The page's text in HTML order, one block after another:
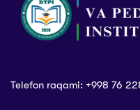
Telefon raqami: +998 76